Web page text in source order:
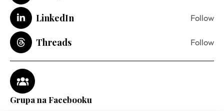
LinkedIn Follow
Threads Follow
Grupa na Facebooku